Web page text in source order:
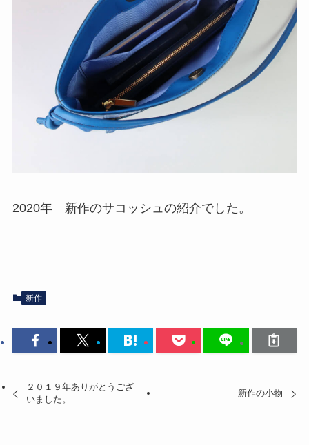
2020年 新作のサコッシュの紹介でした。
新作
２０１９年ありがとうござ
いました。
新作の小物